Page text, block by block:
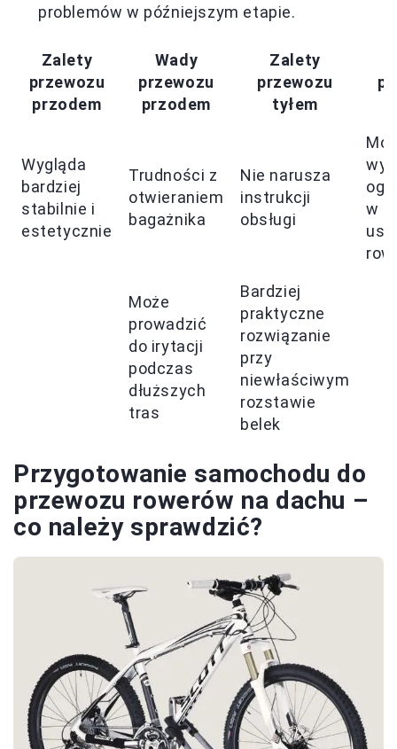
problemów w późniejszym etapie.
Zalety
przewozu
przodem
Wady
przewozu
przodem
Zalety
przewozu
tyłem
Wygląda
bardziej
stabilnie i
estetycznie
Trudności z
otwieraniem
bagażnika
Nie narusza
instrukcji
obsługi
w
Może
prowadzić
do irytacji
podczas
dłuższych
tras
Bardziej
praktyczne
rozwiązanie
przy
niewłaściwym
rozstawie
belek
Przygotowanie samochodu do
przewozu rowerów na dachu –
co należy sprawdzić?